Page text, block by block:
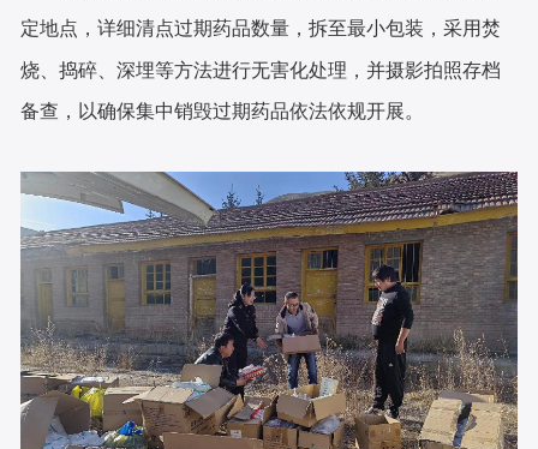
定地点，详细清点过期药品数量，拆至最小包装，采用焚
烧、捣碎、深埋等方法进行无害化处理，并摄影拍照存档
备查，以确保集中销毁过期药品依法依规开展。